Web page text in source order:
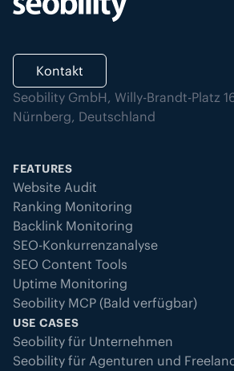
Kontakt
Seobility GmbH, Willy-Brandt-Platz
Nürnberg, Deutschland
FEATURES
Website Audit
Ranking Monitoring
Backlink Monitoring
SEO-Konkurrenzanalyse
SEO Content Tools
Uptime Monitoring
Seobility MCP (Bald verfügbar)
USE CASES
Seobility für Unternehmen
Seobility für Agenturen und